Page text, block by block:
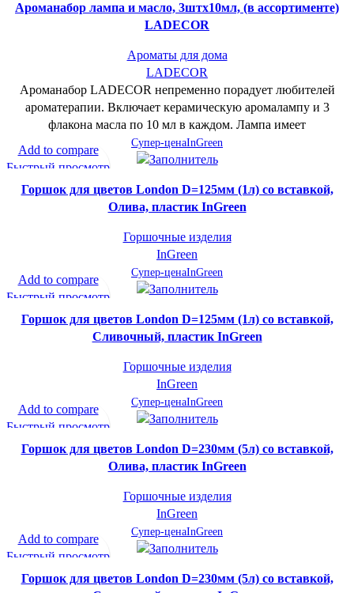
Ароманабор лампа и масло, 3штx10мл, (в ассортименте)
LADECOR
Ароматы для дома
LADECOR
Ароманабор LADECOR непременно порадует любителей
ароматерапии. Включает керамическую аромалампу и 3
флакона масла по 10 мл в каждом. Лампа имеет
Супер-ценаInGreen
Add to compare
Быстрый просмотр
В желаемое
Горшок для цветов London D=125мм (1л) со вставкой,
Олива, пластик InGreen
Горшочные изделия
InGreen
Супер-ценаInGreen
Add to compare
Быстрый просмотр
В желаемое
Горшок для цветов London D=125мм (1л) со вставкой,
Сливочный, пластик InGreen
Горшочные изделия
InGreen
Супер-ценаInGreen
Add to compare
Быстрый просмотр
В желаемое
Горшок для цветов London D=230мм (5л) со вставкой,
Олива, пластик InGreen
Горшочные изделия
InGreen
Супер-ценаInGreen
Add to compare
Быстрый просмотр
В желаемое
Горшок для цветов London D=230мм (5л) со вставкой,